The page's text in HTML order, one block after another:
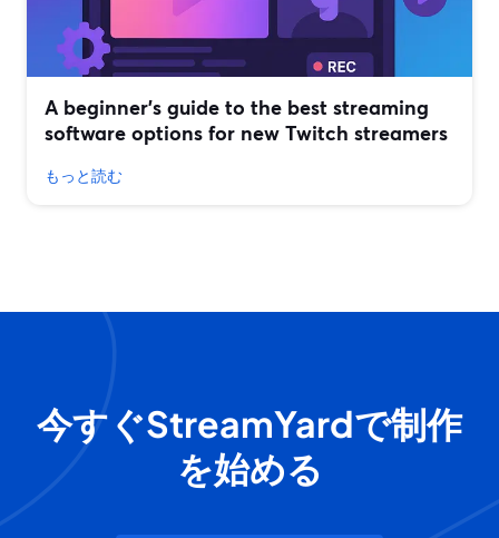
A beginner’s guide to the best streaming
software options for new Twitch streamers
もっと読む
今すぐStreamYardで制作
を始める